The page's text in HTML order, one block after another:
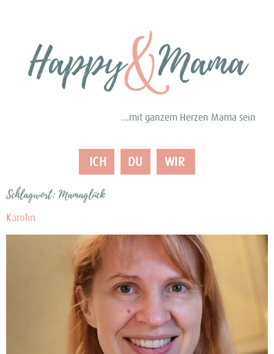
…mit ganzem Herzen Mama sein
ICH DU WIR
Schlagwort: Mamaglück
Kärolin